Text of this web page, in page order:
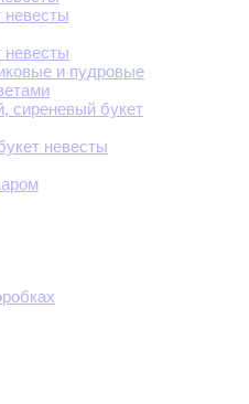
невесты
невесты
и пудровые
сиреневый букет
невесты